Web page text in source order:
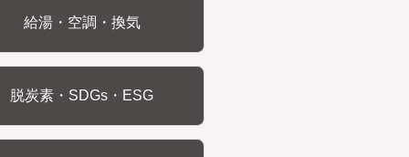
給湯・空調・換気
脱炭素・SDGs・ESG